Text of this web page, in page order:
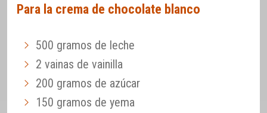
Para la crema de chocolate blanco
500 gramos de leche
2 vainas de vainilla
200 gramos de azúcar
150 gramos de yema